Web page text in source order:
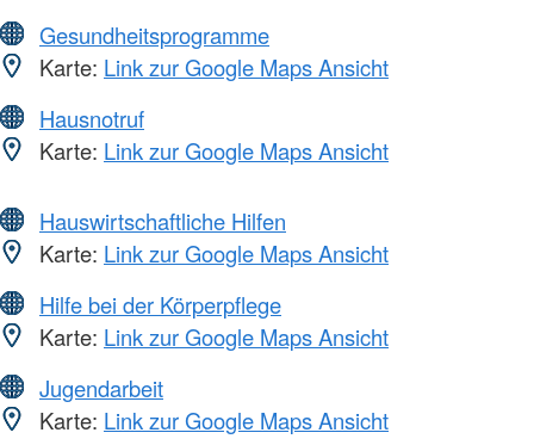
Gesundheitsprogramme
Karte: Link zur Google Maps Ansicht
Hausnotruf
Karte: Link zur Google Maps Ansicht
Hauswirtschaftliche Hilfen
Karte: Link zur Google Maps Ansicht
Hilfe bei der Körperpflege
Karte: Link zur Google Maps Ansicht
Jugendarbeit
Karte: Link zur Google Maps Ansicht